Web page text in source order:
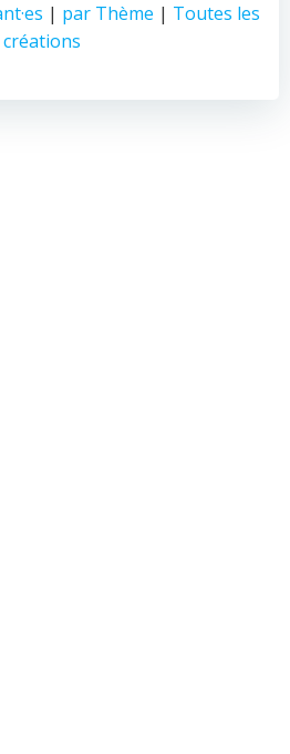
| par Thème | Toutes les
créations